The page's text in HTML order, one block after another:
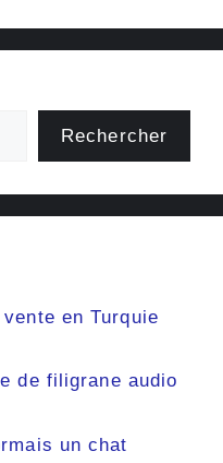
Rechercher
en Turquie
de filigrane audio
un chat